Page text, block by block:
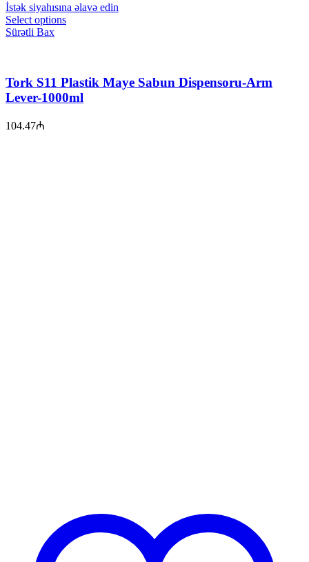
İstək siyahısına əlavə edin
Select options
Sürətli Bax
Tork S11 Plastik Maye Sabun Dispensoru-Arm
Lever-1000ml
104.47₼